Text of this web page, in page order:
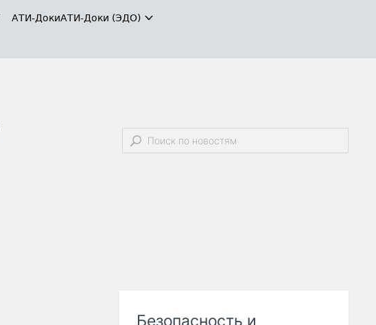
АТИ-ДокиАТИ-Доки (ЭДО)
Безопасность и